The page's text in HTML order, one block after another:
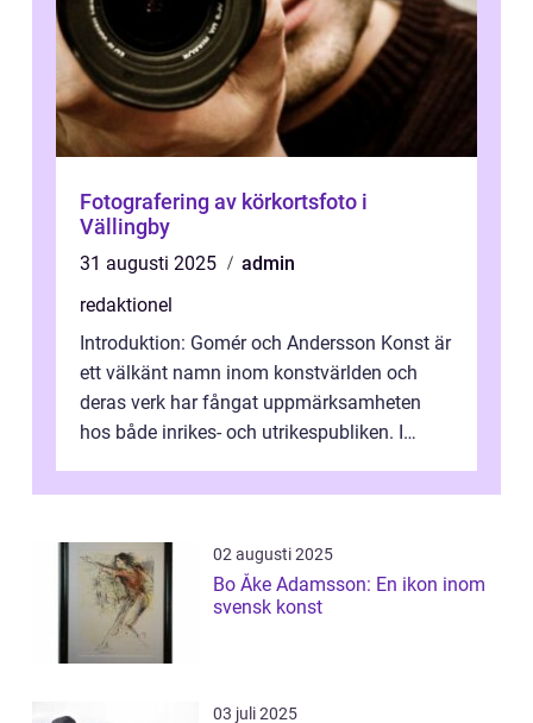
Fotografering av körkortsfoto i
Vällingby
31 augusti 2025
admin
redaktionel
Introduktion: Gomér och Andersson Konst är
ett välkänt namn inom konstvärlden och
deras verk har fångat uppmärksamheten
hos både inrikes- och utrikespubliken. I
02 augusti 2025
Bo Åke Adamsson: En ikon inom
svensk konst
03 juli 2025